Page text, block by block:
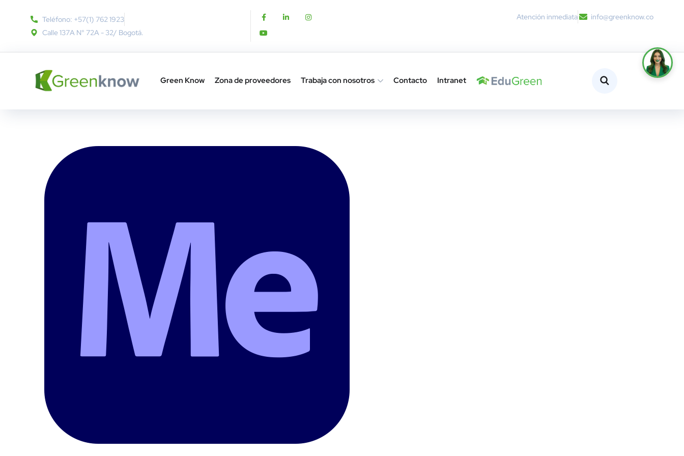
Teléfono: +57(1) 762 1923
Calle 137A N° 72A - 32​/ Bogotá.
Atención inmediata info@greenknow.co
Green Know Zona de proveedores Trabaja con nosotros Contacto Intranet